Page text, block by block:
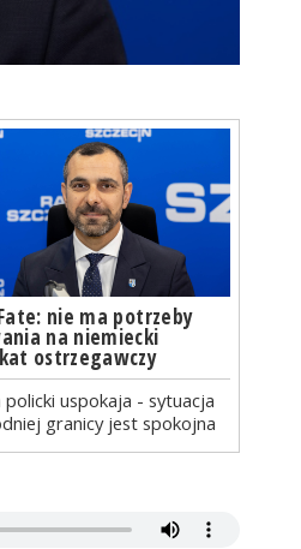
nie ma potrzeby
na niemiecki
ostrzegawczy
uspokaja - sytuacja
granicy jest spokojna